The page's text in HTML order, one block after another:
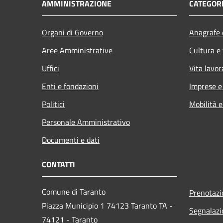
AMMINISTRAZIONE
Organi di Governo
Aree Amministrative
Uffici
Enti e fondazioni
Politici
Personale Amministrativo
Documenti e dati
Cultura
Vita
Imprese
Mobilità
CONTATTI
Comune di Taranto
Piazza Municipio 1 74123 Taranto TA -
74121 - Taranto